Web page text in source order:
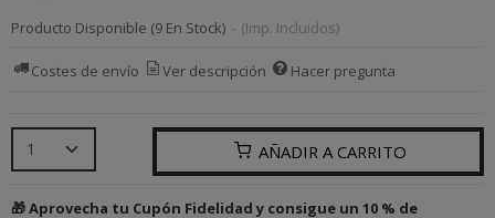
Producto Disponible (9 En Stock) - (Imp. Incluidos)
Costes de envío Ver descripción Hacer pregunta
AÑADIR A CARRITO
🎁 Aprovecha tu Cupón Fidelidad y consigue un 10 % de